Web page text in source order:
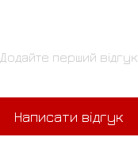
Додайте перший відгук
Написати відгук